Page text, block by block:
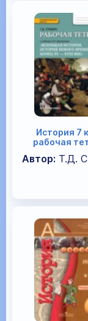
История 7
рабочая
Автор: Т.Д.